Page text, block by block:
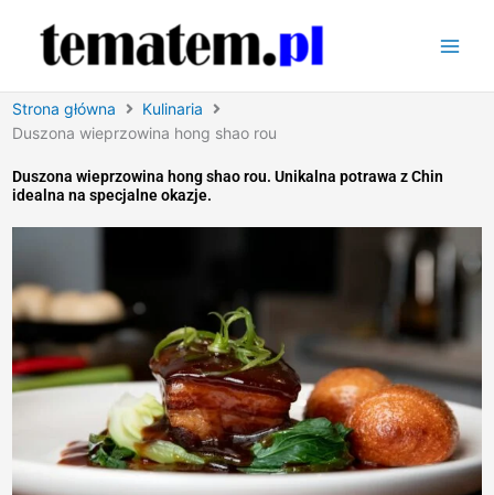
Strona główna
Kulinaria
Duszona wieprzowina hong shao rou
Duszona wieprzowina hong shao rou. Unikalna potrawa z Chin
idealna na specjalne okazje.